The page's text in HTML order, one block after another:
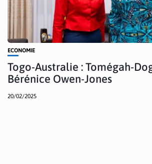
ECONOMIE
Togo-Australie : Tomégah-
Bérénice Owen-Jones
20/02/2025